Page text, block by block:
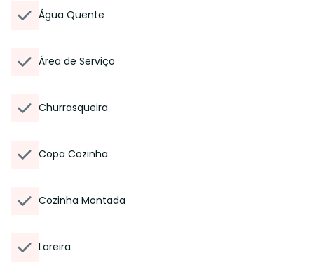
Água Quente
Área de Serviço
Churrasqueira
Copa Cozinha
Cozinha Montada
Lareira